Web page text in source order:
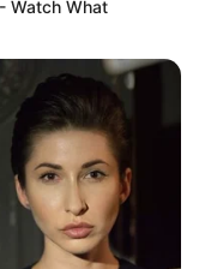
Watch What